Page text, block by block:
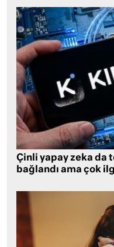
Çinli yapay zeka da
bağlandı ama çok